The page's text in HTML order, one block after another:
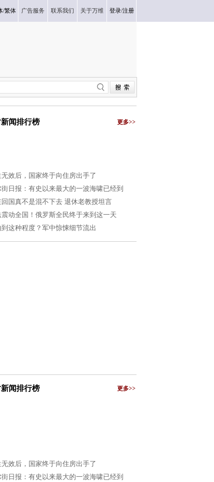
/繁体 广告服务 联系我们 关于万维 登录/注册
闻排行榜 更多>>
无效后，国家终于向住房出手了
日报：有史以来最大的一波海啸已经到
回国真不是混不下去 退休老教授坦言
震动全国！俄罗斯全民终于来到这一天
到这种程度？军中惊悚细节流出
闻排行榜 更多>>
无效后，国家终于向住房出手了
日报：有史以来最大的一波海啸已经到